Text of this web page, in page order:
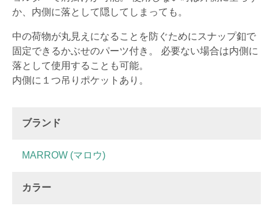
か、内側に落として隠してしまっても。
中の荷物が丸見えになることを防ぐためにスナップ釦で
固定できるかぶせのパーツ付き。 必要ない場合は内側に
落として使用することも可能。
内側に１つ吊りポケットあり。
ブランド
MARROW (マロウ)
カラー